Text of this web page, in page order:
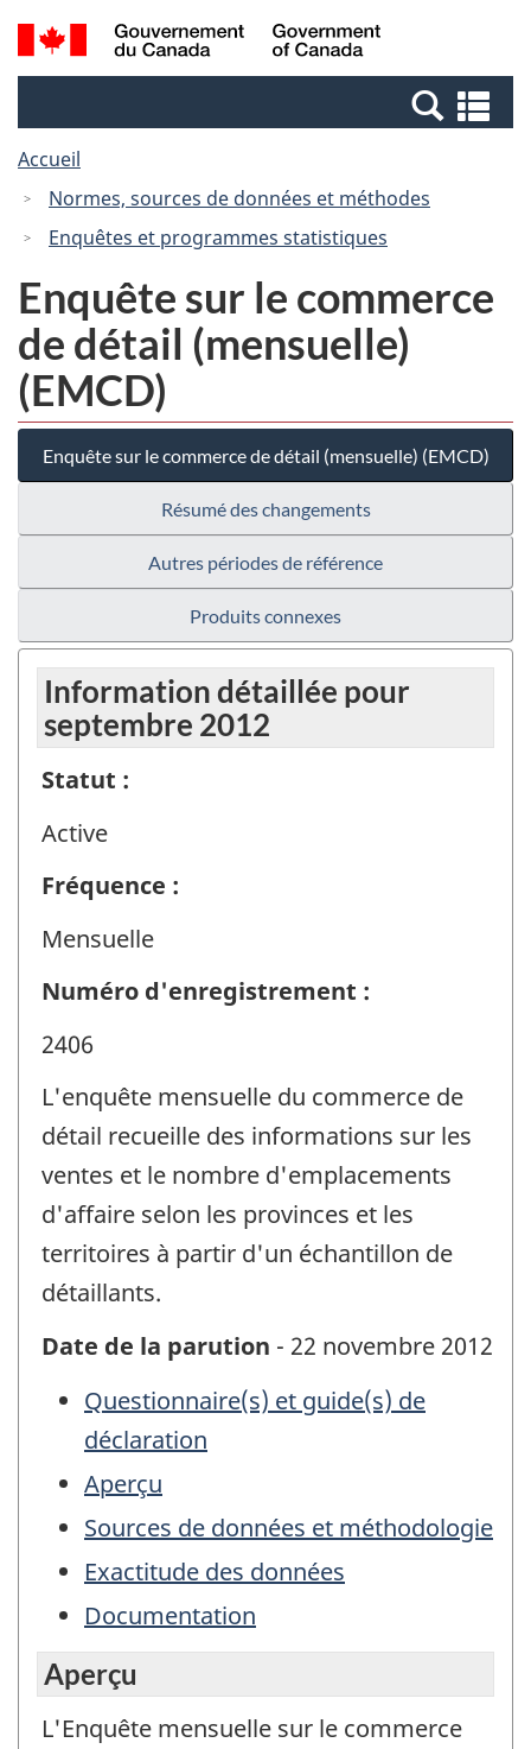
Passer
au
Passer
à
Canada
Recherche
et
et
Accueil
Normes, sources de données et méthodes
Enquêtes et programmes statistiques
Enquête sur le commerce
de détail (mensuelle)
(EMCD)
Enquête sur le commerce de détail (mensuelle) (EMCD)
Résumé des changements
Autres périodes de référence
Produits connexes
Information détaillée pour
septembre 2012
Statut :
Active
Fréquence :
Mensuelle
Numéro d'enregistrement :
2406
L'enquête mensuelle du commerce de
détail recueille des informations sur les
ventes et le nombre d'emplacements
d'affaire selon les provinces et les
territoires à partir d'un échantillon de
détaillants.
Date de la parution - 22 novembre 2012
Questionnaire(s) et guide(s) de
déclaration
Aperçu
Sources de données et méthodologie
Exactitude des données
Documentation
Aperçu
L'Enquête mensuelle sur le commerce